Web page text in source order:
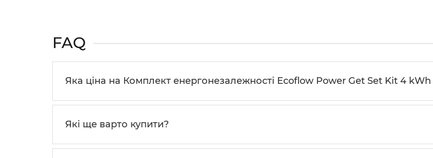
FAQ
Яка ціна на Комплект енергонезалежності Ecoflow Power Get Set Kit 4 kWh
Які ще варто купити?